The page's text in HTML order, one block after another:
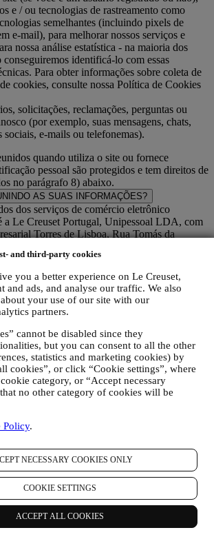
and third-party cookies
you a better experience on Le Creuset,
and ads, and analyse our traffic. We also
your use of our site with our
partners.
cannot be disabled since they
but you can consent to all the other
statistics and marketing cookies) by
cookies”, or click “Cookie settings”, where
category, or “Accept necessary
no other category of cookies will be
Policy.
NECESSARY COOKIES ONLY
COOKIE SETTINGS
ACCEPT ALL COOKIES
e / ou tecnologias de rastreamento como
semelhantes (incluindo pixels de
e-mail), para melhorar nossos serviços e
nossa análise estatística - na maioria dos
conseguiremos identificá-lo com essas
Para obter informações sobre coleta de
cookies, consulte nossa Política de Cookies
solicitações, reclamações, perguntas ou
(por exemplo, suas mensagens, chats,
sociais, e-mails ou telefonemas).
quando utiliza o site ou fornece
pessoal são protegidos e tem direitos de
no parágrafo 8) abaixo.
AS SUAS INFORMAÇÕES?
dos serviços de comércio eletrônico
a Le Creuset Portugal, Unipessoal LDA, com
Torres de Lisboa, Rua Tomás da
nossas comunicações comerciais, você
do banco de dados de consumidores do grupo
como corresponsáveis do
pela Le Creuset Portugal e pelo Le Creuset
em Neuhofstrasse 4 , Baar, Zugo, 6340 Suíça
na EU é a Le Creuset SL, NIF
em Paseo de Gracia 9, 2º, 08007 Barcelona,
num acordo de corresponsabilidade pelo
que essencialmente confere
AG a responsabilidade pela estratégia geral
de cliente personalizada;
locais o benefício e a implementação
como o desenvolvimento independente de
de marketing a nível local (dentro de um
relativos aos direitos dos titulares dos dados
ESTA INFORMAÇÃO?
seus dados para os seguintes fins:
OBRIGAÇÕES LEGAIS. Podemos ter